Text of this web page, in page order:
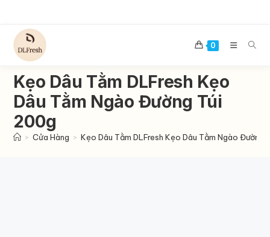
content
0
Kẹo Dâu Tằm DLFresh Kẹo
Dâu Tằm Ngào Đường Túi
200g
> Cửa Hàng > Kẹo Dâu Tằm DLFresh Kẹo Dâu Tằm Ngào Đường